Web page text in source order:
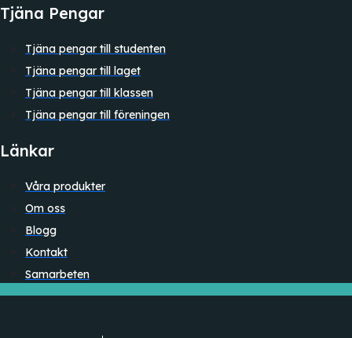
Tjäna Pengar
Tjäna pengar till studenten
Tjäna pengar till laget
Tjäna pengar till klassen
Tjäna pengar till föreningen
Länkar
Våra produkter
Om oss
Blogg
Kontakt
Samarbeten